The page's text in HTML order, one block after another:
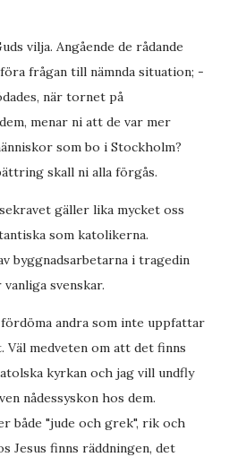
vilja. Angående de rådande
frågan till nämnda situation; -
när tornet på
menar ni att de var mer
som bo i Stockholm?
skall ni alla förgås.
gäller lika mycket oss
som katolikerna.
byggnadsarbetarna i tragedin
svenskar.
andra som inte uppfattar
Väl medveten om att det finns
kyrkan och jag vill undfly
nådessyskon hos dem.
både "jude och grek", rik och
Jesus finns räddningen, det